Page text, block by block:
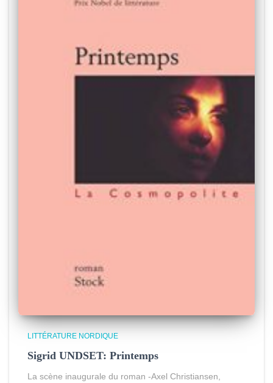
LITTÉRATURE NORDIQUE
Sigrid UNDSET: Printemps
La scène inaugurale du roman -Axel Christiansen,